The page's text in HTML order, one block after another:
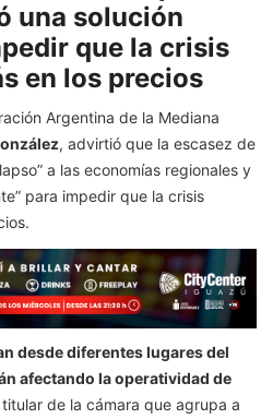
una solución
que la crisis
en los precios
Argentina de la Mediana
, advirtió que la escasez de
a las economías regionales y
para impedir que la crisis
desde diferentes lugares del
afectando la operatividad de
titular de la cámara que agrupa a